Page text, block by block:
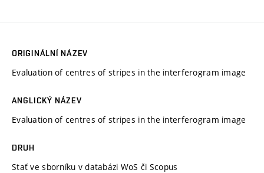
ORIGINÁLNÍ NÁZEV
Evaluation of centres of stripes in the interferogram image
ANGLICKÝ NÁZEV
Evaluation of centres of stripes in the interferogram image
DRUH
Stať ve sborníku v databázi WoS či Scopus